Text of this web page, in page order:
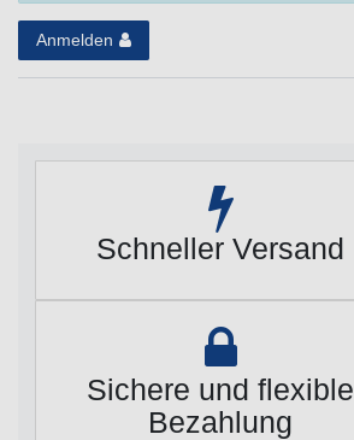
Anmelden
Schneller Versand
Sichere und flexible
Bezahlung